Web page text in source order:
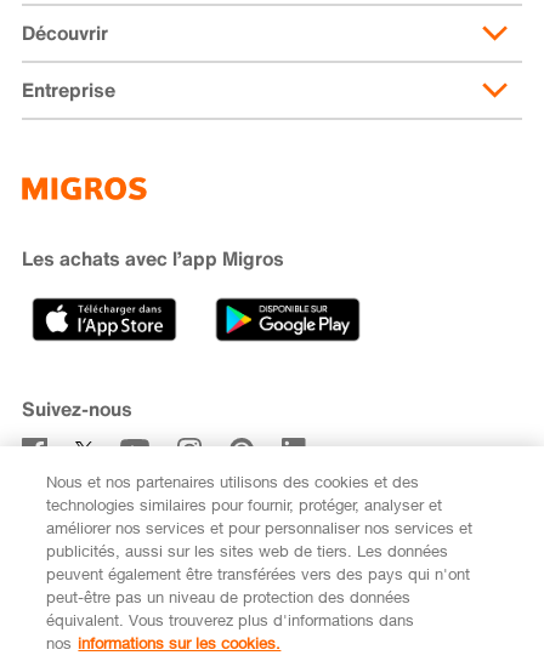
Livraison et frais de livraison
Abonnement de livraison
Moyens de paiement
Cumulus
Recherche de magasin
Découvrir
Migusto
iMpuls
Banque Migros
Entreprise
Développement durable
Carrière
Sponsoring
Médias
Code de conduite et signalement
Les achats avec l’app Migros
Suivez-nous
S’abonner à la newsletter
FR
Nous et nos partenaires utilisons des cookies et des
technologies similaires pour fournir, protéger, analyser et
améliorer nos services et pour personnaliser nos services et
publicités, aussi sur les sites web de tiers. Les données
peuvent également être transférées vers des pays qui n'ont
peut-être pas un niveau de protection des données
équivalent. Vous trouverez plus d'informations dans
nos informations sur les cookies.